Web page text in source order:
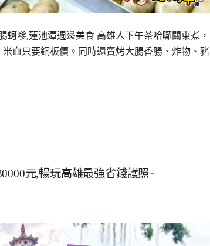
嗲,蓮池潭週邊美食 高雄人下午茶哈囉關東煮，
血只要銅板價。同時還賣烤大腸香腸、炸物、豬
元,暢玩高雄最強省錢護照~